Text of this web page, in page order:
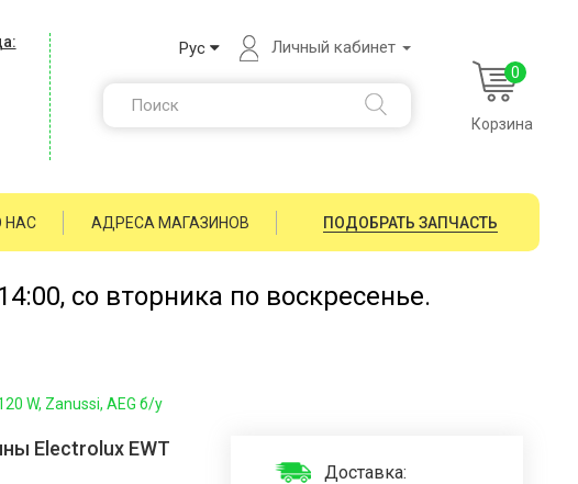
Рус Личный кабинет
0
Корзина
НАС АДРЕСА МАГАЗИНОВ ПОДОБРАТЬ ЗАПЧАСТЬ
со вторника по воскресенье.
W, Zanussi, AEG б/у
Electrolux EWT
Доставка: